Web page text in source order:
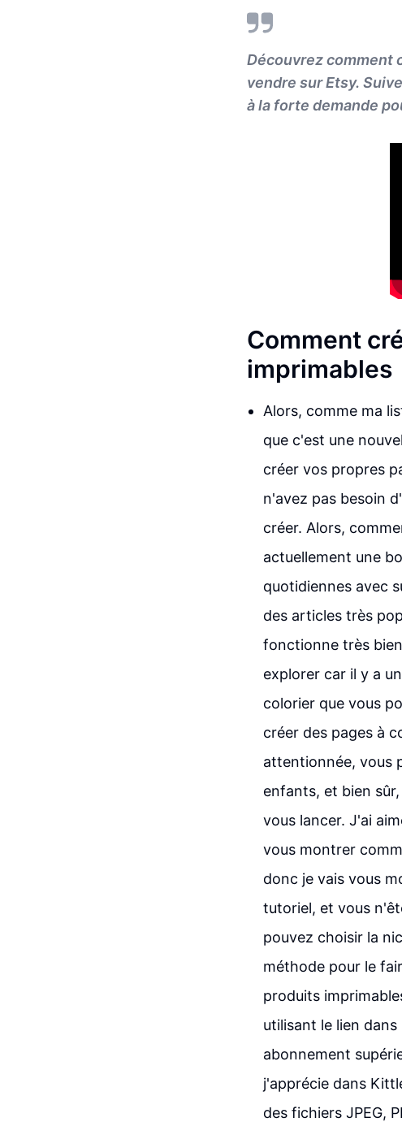
Découvrez comment
vendre sur Etsy.
à la forte demande
Comment
imprimables
Alors, comme ma
que c'est une
créer vos propres
n'avez pas besoin
créer. Alors,
actuellement une
quotidiennes avec
des articles très
fonctionne très
explorer car il y a
colorier que vous
créer des pages à
attentionnée, vous
enfants, et bien
vous lancer. J'ai
vous montrer
donc je vais vous
tutoriel, et vous
pouvez choisir la
méthode pour le
produits
utilisant le lien
abonnement
j'apprécie dans
des fichiers JPEG,